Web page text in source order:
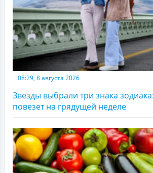
08:29, 8 августа 2026
Звезды выбрали три знака
повезет на грядущей неделе